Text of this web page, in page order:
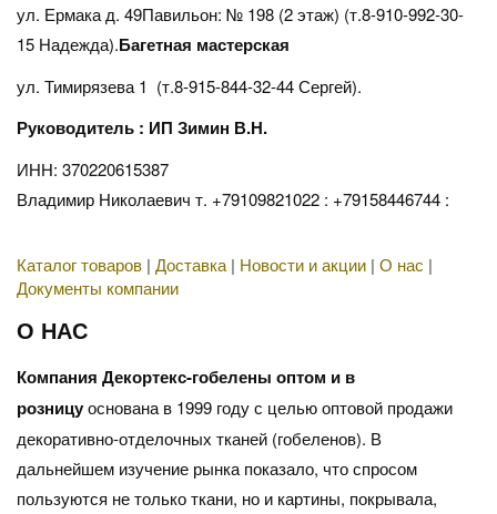
ул. Ермака д. 49Павильон: № 198 (2 этаж) (т.8-910-992-30-
15 Надежда).Багетная мастерская
ул. Тимирязева 1 (т.8-915-844-32-44 Сергей).
Руководитель : ИП Зимин В.Н.
ИНН: 370220615387
Владимир Николаевич т. +79109821022 : +79158446744 :
Каталог товаров | Доставка | Новости и акции | О нас |
Документы компании
О НАС
Компания Декортекс-гобелены оптом и в
розницуоснована в 1999 году с целью оптовой продажи
декоративно-отделочных тканей (гобеленов). В
дальнейшем изучение рынка показало, что спросом
пользуются не только ткани, но и картины, покрывала,